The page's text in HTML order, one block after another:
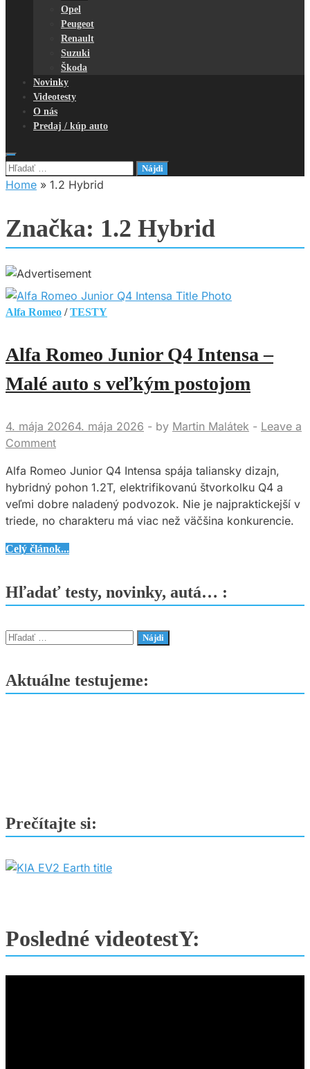
Opel
Peugeot
Renault
Suzuki
Škoda
Novinky
Videotesty
O nás
Predaj / kúp auto
Hľadať:
Home » 1.2 Hybrid
Značka: 1.2 Hybrid
Alfa Romeo /TESTY
Alfa Romeo Junior Q4 Intensa –
Malé auto s veľkým postojom
4. mája 20264. mája 2026 - by Martin Malátek - Leave a
Comment
Alfa Romeo Junior Q4 Intensa spája taliansky dizajn,
hybridný pohon 1.2T, elektrifikovanú štvorkolku Q4 a
veľmi dobre naladený podvozok. Nie je najpraktickejší v
triede, no charakteru má viac než väčšina konkurencie.
Alfa
Q4
–
Malé
s
veľkým
Celý článok...
Hľadať testy, novinky, autá… :
Hľadať:
Aktuálne testujeme:
Prečítajte si:
Posledné videotestY: